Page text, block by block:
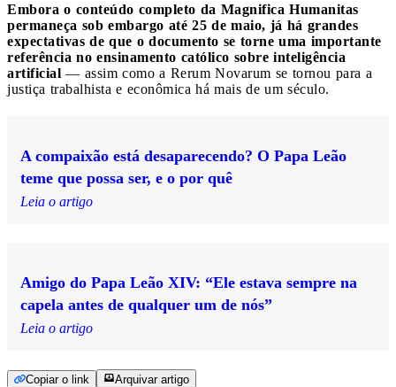
Embora o conteúdo completo da Magnifica Humanitas
permaneça sob embargo até 25 de maio, já há grandes
expectativas de que o documento se torne uma importante
referência no ensinamento católico sobre inteligência
artificial — assim como a Rerum Novarum se tornou para a
justiça trabalhista e econômica há mais de um século.
A compaixão está desaparecendo? O Papa Leão
teme que possa ser, e o por quê
Leia o artigo
Amigo do Papa Leão XIV: “Ele estava sempre na
capela antes de qualquer um de nós”
Leia o artigo
Copiar o link Arquivar artigo